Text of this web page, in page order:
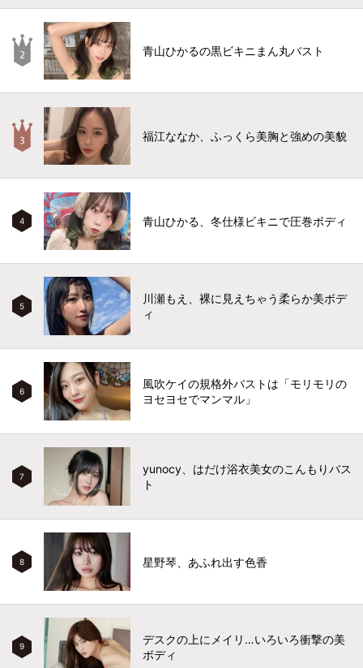
青山ひかるの黒ビキニまん丸バスト
福江ななか、ふっくら美胸と強めの美貌
4 青山ひかる、冬仕様ビキニで圧巻ボディ
5
川瀬もえ、裸に見えちゃう柔らか美ボデ
ィ
6
風吹ケイの規格外バストは「モリモリの
ヨセヨセでマンマル」
7
yunocy、はだけ浴衣美女のこんもりバス
ト
8 星野琴、あふれ出す色香
9
デスクの上にメイリ…いろいろ衝撃の美
ボディ